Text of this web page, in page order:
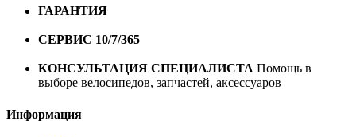
ГАРАНТИЯ
СЕРВИС 10/7/365
КОНСУЛЬТАЦИЯ СПЕЦИАЛИСТА Помощь в
выборе велосипедов, запчастей, аксессуаров
Информация